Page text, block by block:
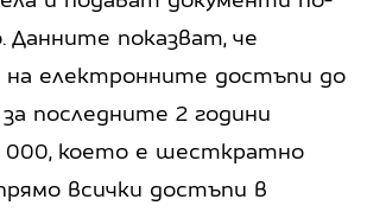
Данните показват, че
електронните достъпи до
последните 2 години
000, което е шесткратно
всички достъпи в